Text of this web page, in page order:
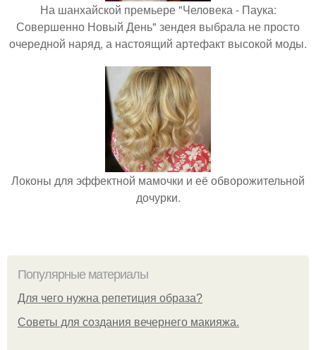
На шанхайской премьере "Человека - Паука:
Совершенно Новый День" зендея выбрала не просто
очередной наряд, а настоящий артефакт высокой моды.
Локоны для эффектной мамочки и её обворожительной
дочурки.
Популярные материалы
Для чего нужна репетиция образа?
Советы для создания вечернего макияжа.